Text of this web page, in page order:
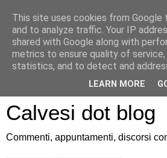
Atletica
Calvesi dot blog
Commenti, appuntamenti, discorsi
This site uses cookies from
and to analyze traffic. Your IP
shared with Google along with
metrics to ensure quality of service,
statistics, and to detect and
LEARN MORE